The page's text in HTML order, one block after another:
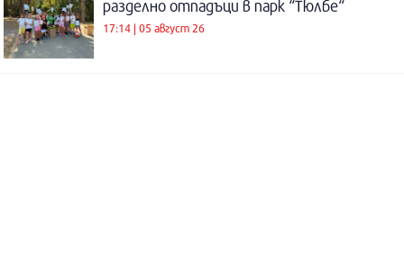
разделно отпадъци в парк “Тюлбе“
17:14 | 05 август 26